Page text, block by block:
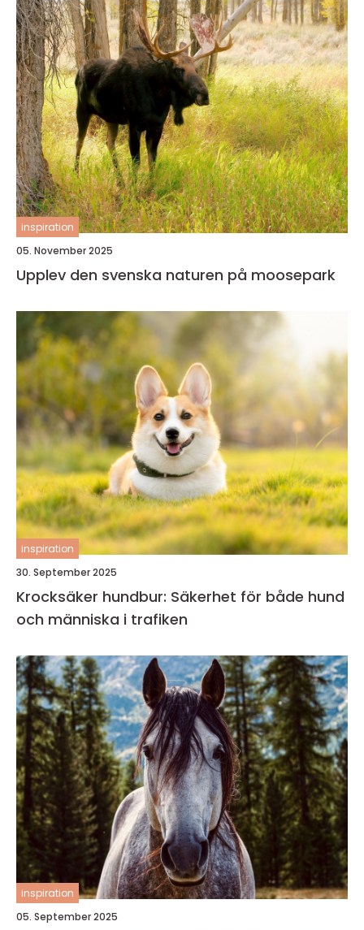
inspiration
05. November 2025
Upplev den svenska naturen på moosepark
inspiration
30. September 2025
Krocksäker hundbur: Säkerhet för både hund
och människa i trafiken
inspiration
05. September 2025